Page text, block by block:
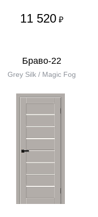
11 520 ₽
Браво-22
Grey Silk / Magic Fog